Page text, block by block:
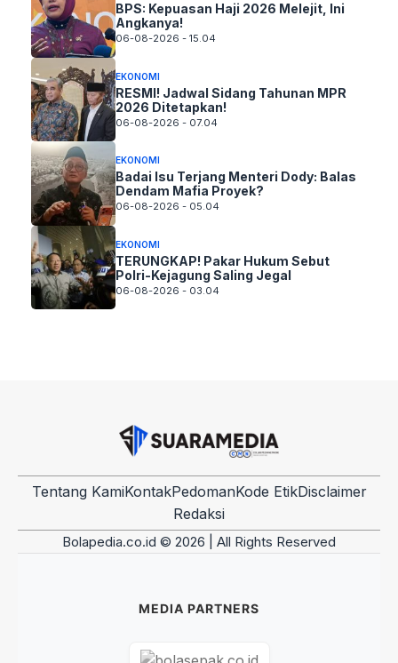
BPS: Kepuasan Haji 2026 Melejit, Ini
Angkanya!
06-08-2026 - 15.04
EKONOMI
RESMI! Jadwal Sidang Tahunan MPR
2026 Ditetapkan!
06-08-2026 - 07.04
EKONOMI
Badai Isu Terjang Menteri Dody: Balas
Dendam Mafia Proyek?
06-08-2026 - 05.04
EKONOMI
TERUNGKAP! Pakar Hukum Sebut
Polri-Kejagung Saling Jegal
06-08-2026 - 03.04
Tentang KamiKontakPedomanKode EtikDisclaimer
Redaksi
Bolapedia.co.id © 2026 | All Rights Reserved
MEDIA PARTNERS